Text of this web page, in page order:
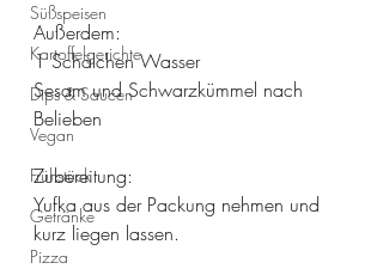
Süßspeisen
Kartoffelgerichte
Dips & Saucen
Vegan
Frühstück
Getränke
Pizza
Außerdem:
1 Schälchen Wasser
Sesam und Schwarzkümmel nach
Belieben
Zubereitung:
Yufka aus der Packung nehmen und
kurz liegen lassen.